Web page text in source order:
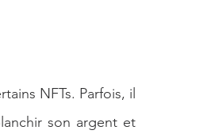
NFTs. Parfois, il
son argent et